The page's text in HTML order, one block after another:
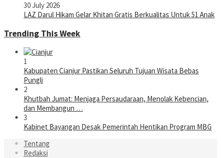
30 July 2026
LAZ Darul Hikam Gelar Khitan Gratis Berkualitas Untuk 51 Anak
Trending This Week
1
Kabupaten Cianjur Pastikan Seluruh Tujuan Wisata Bebas
Pungli
2
Khutbah Jumat: Menjaga Persaudaraan, Menolak Kebencian,
dan Membangun …
3
Kabinet Bayangan Desak Pemerintah Hentikan Program MBG
Tentang
Redaksi